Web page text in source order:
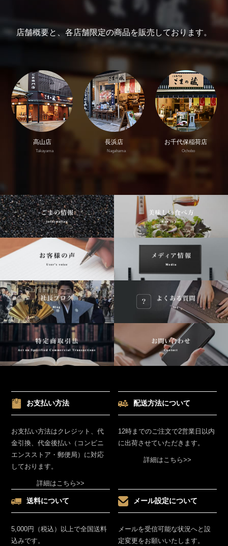
店舗概要と、各店舗限定の商品を販売しております。
高山店
Takayama
長浜店
Nagahama
お千代保稲荷店
Ochobo
お支払い方法
お支払い方法はクレジット、代
金引換、代金後払い（コンビニ
エンスストア・郵便局）に対応
しております。
詳細はこちら>>
配送方法について
12時までのご注文で2営業日以内
に出荷させていただきます。
詳細はこちら>>
送料について
5,000円（税込）以上で全国送料
込みです。
メール設定について
メールを受信可能な状況へと設
定変更をお願いいたします。